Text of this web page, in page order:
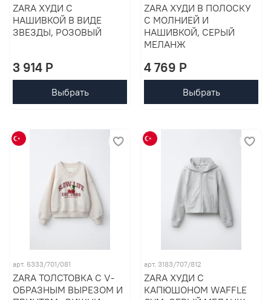
ZARA ХУДИ С
НАШИВКОЙ В ВИДЕ
ЗВЕЗДЫ, РОЗОВЫЙ
3 914 P
Выбрать
ZARA ХУДИ В ПОЛОСКУ
С МОЛНИЕЙ И
НАШИВКОЙ, СЕРЫЙ
МЕЛАНЖ
4 769 P
Выбрать
арт. 6333/701/081
ZARA ТОЛСТОВКА С V-
ОБРАЗНЫМ ВЫРЕЗОМ И
арт. 3183/707/812
ZARA ХУДИ С
КАПЮШОНОМ WAFFLE